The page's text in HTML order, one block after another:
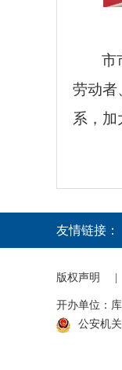
市
劳动者
系，加
友情链接：
版权声明
开办单位：
公安机